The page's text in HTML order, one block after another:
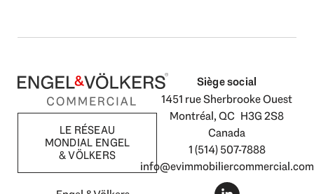
LE RÉSEAU
MONDIAL ENGEL
& VÖLKERS
Siège social
1451 rue Sherbrooke Ouest
Montréal, QC H3G 2S8
Canada
1 (514) 507-7888
info@evimmobiliercommercial.com
L